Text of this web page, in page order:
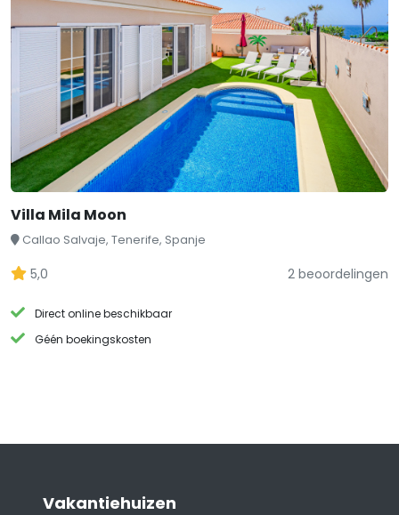
Villa Mila Moon
Callao Salvaje, Tenerife, Spanje
5,0 2 beoordelingen
Direct online beschikbaar
Géén boekingskosten
Vakantiehuizen